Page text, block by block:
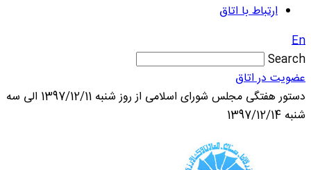
ارتباط با اتاق
En
Search
عضویت در اتاق
دستور هفتگی مجلس شورای اسلامی از روز شنبه 1397/12/11 الی سه
شنبه 1397/12/14